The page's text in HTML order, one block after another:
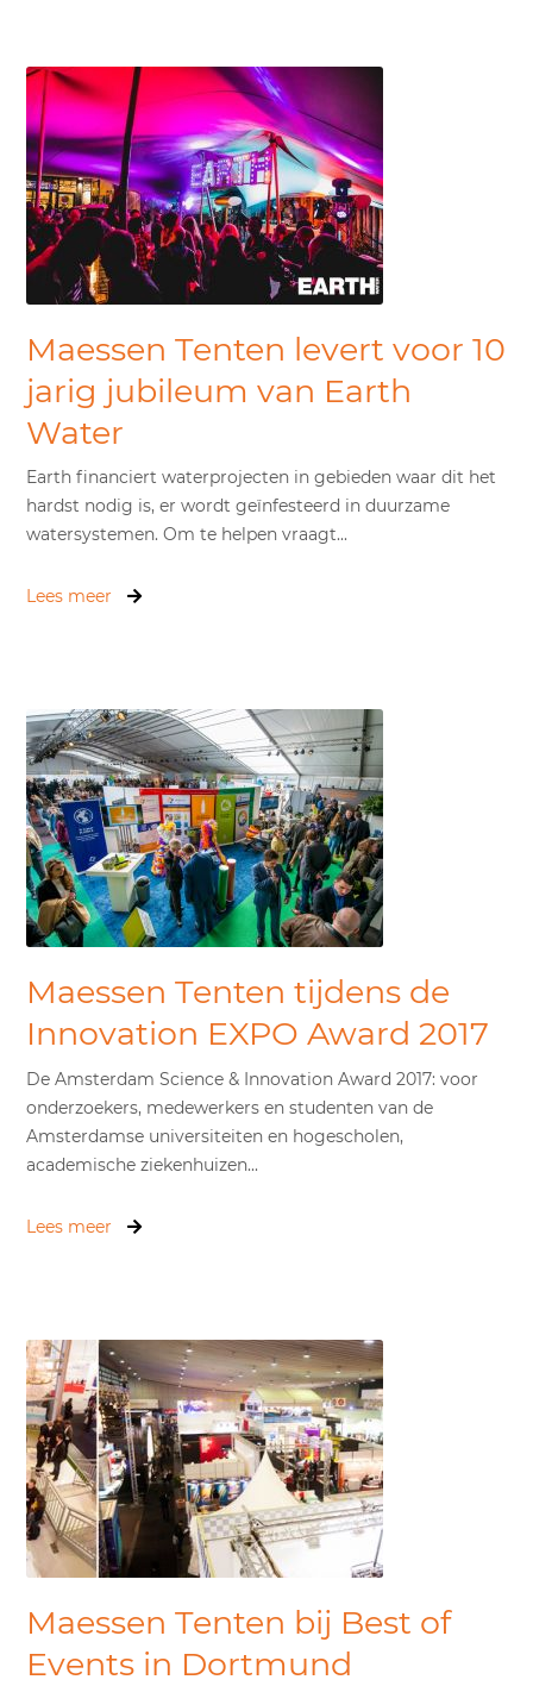
Maessen Tenten levert voor 10
jarig jubileum van Earth
Water
Earth financiert waterprojecten in gebieden waar dit het
hardst nodig is, er wordt geïnfesteerd in duurzame
watersystemen. Om te helpen vraagt...
Lees meer
Maessen Tenten tijdens de
Innovation EXPO Award 2017
De Amsterdam Science & Innovation Award 2017: voor
onderzoekers, medewerkers en studenten van de
Amsterdamse universiteiten en hogescholen,
academische ziekenhuizen...
Lees meer
Maessen Tenten bij Best of
Events in Dortmund